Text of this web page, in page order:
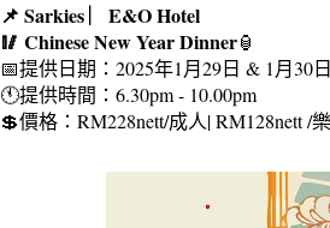
📌 Sarkies ︳E&O Hotel
🥢 Chinese New Year Dinner🏮
📅提供日期：2025年1月29日 & 1月30
🕚提供時間：6.30pm - 10.00pm
💲價格：RM228nett/成人| RM128nett /